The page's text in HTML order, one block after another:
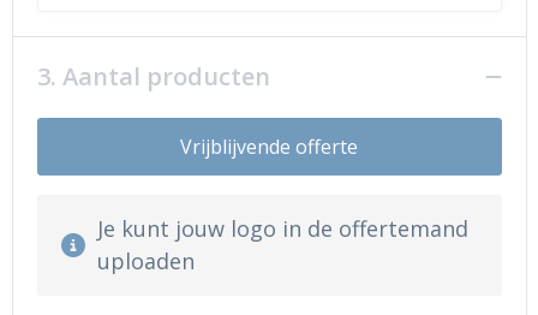
3. Aantal producten
Vrijblijvende offerte
Je kunt jouw logo in de offertemand
uploaden